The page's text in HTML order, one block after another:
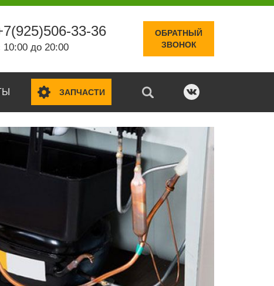
33-36
10:00 до 20:00
ОБРАТНЫЙ
ЗВОНОК
ЗАПЧАСТИ